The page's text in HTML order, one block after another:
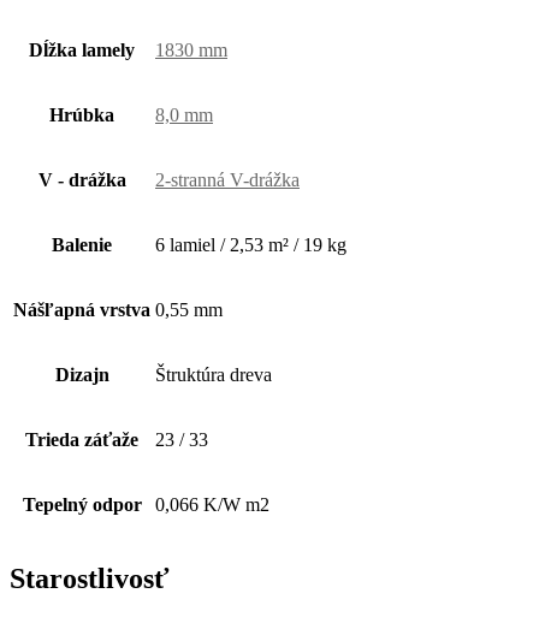
Dĺžka lamely 1830 mm
Hrúbka 8,0 mm
V - drážka 2-stranná V-drážka
Balenie 6 lamiel / 2,53 m² / 19 kg
Nášľapná vrstva 0,55 mm
Dizajn Štruktúra dreva
Trieda záťaže 23 / 33
Tepelný odpor 0,066 K/W m2
Starostlivosť